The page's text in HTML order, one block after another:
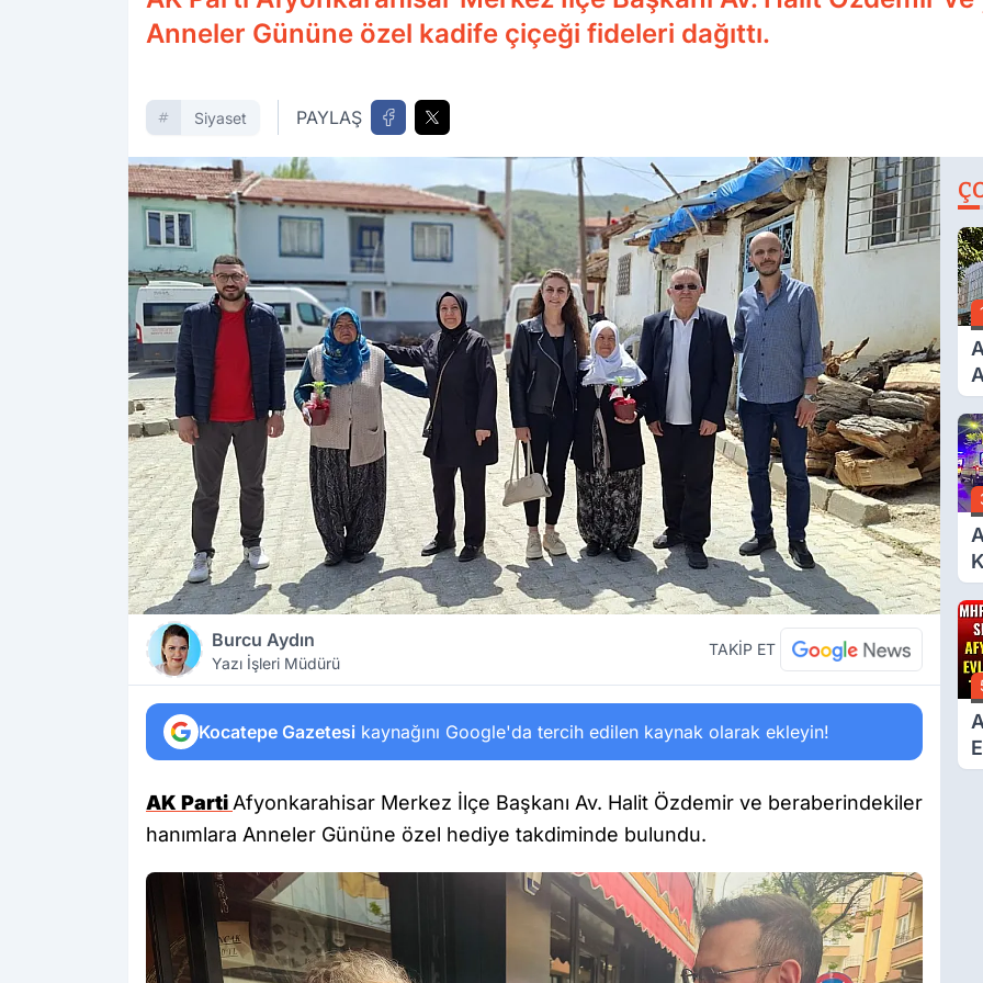
Anneler Gününe özel kadife çiçeği fideleri dağıttı.
Siyaset PAYLAŞ
Burcu Aydın
Yazı İşleri Müdürü
TAKİP ET
Kocatepe Gazetesi kaynağını Google'da tercih edilen kaynak olarak ekleyin!
AK Parti Afyonkarahisar Merkez İlçe Başkanı Av. Halit Özdemir ve beraberindekiler
hanımlara Anneler Gününe özel hediye takdiminde bulundu.